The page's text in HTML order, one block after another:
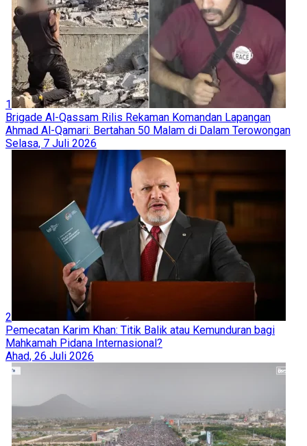
1
Brigade Al-Qassam Rilis Rekaman Komandan Lapangan
Ahmad Al-Qamari: Bertahan 50 Malam di Dalam Terowongan
Selasa, 7 Juli 2026
2
Pemecatan Karim Khan: Titik Balik atau Kemunduran bagi
Mahkamah Pidana Internasional?
Ahad, 26 Juli 2026